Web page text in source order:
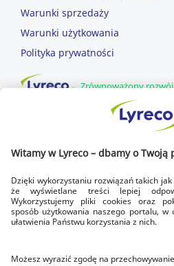
Warunki sprzedaży
Warunki użytkowania
Polityka prywatności
Zrównoważony rozwój
dowozimy w dni robocze
DOSTAWA NA CZAS
zawsze do godziny 17.00